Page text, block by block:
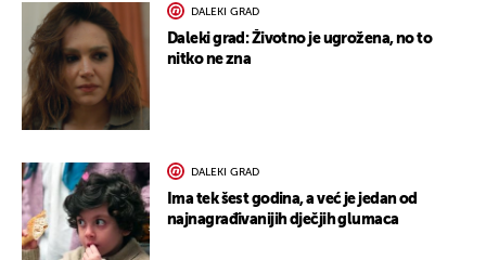
DALEKI GRAD
Daleki grad: Životno je ugrožena, no to
nitko ne zna
DALEKI GRAD
Ima tek šest godina, a već je jedan od
najnagrađivanijih dječjih glumaca